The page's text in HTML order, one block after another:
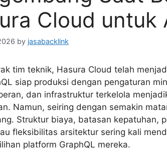
Cloud untuk
by jasabacklink
tim teknik, Hasura Cloud telah
siap produksi dengan pengaturan
dan infrastruktur terkelola
Namun, seiring dengan semakin
Struktur biaya, batasan kepatuhan,
fleksibilitas arsitektur sering kali
platform GraphQL mereka.